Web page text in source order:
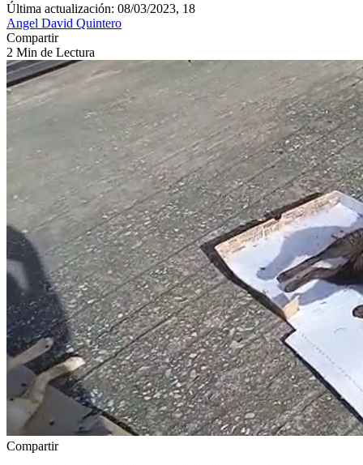
Última actualización: 08/03/2023, 18
Angel David Quintero
Compartir
2 Min de Lectura
Compartir